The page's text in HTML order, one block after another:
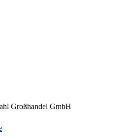
Großhandel GmbH